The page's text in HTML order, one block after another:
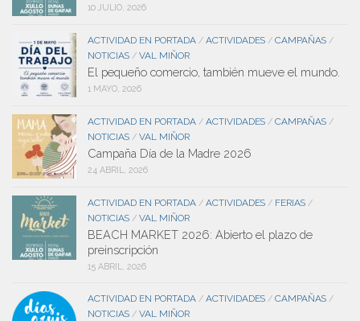
10 JULIO, 2026
ACTIVIDAD EN PORTADA / ACTIVIDADES / CAMPAÑAS /
NOTICIAS / VAL MIÑOR
El pequeño comercio, también mueve el mundo.
1 MAYO, 2026
ACTIVIDAD EN PORTADA / ACTIVIDADES / CAMPAÑAS /
NOTICIAS / VAL MIÑOR
Campaña Día de la Madre 2026
24 ABRIL, 2026
ACTIVIDAD EN PORTADA / ACTIVIDADES / FERIAS /
NOTICIAS / VAL MIÑOR
BEACH MARKET 2026: Abierto el plazo de
preinscripción
15 ABRIL, 2026
ACTIVIDAD EN PORTADA / ACTIVIDADES / CAMPAÑAS /
NOTICIAS / VAL MIÑOR